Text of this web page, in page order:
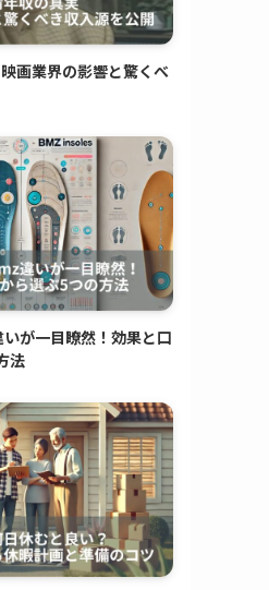
画業界の影響と驚くべ
が一目瞭然！効果と口
法